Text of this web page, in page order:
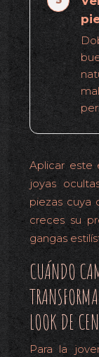
Aplicar este
joyas
piezas cuya
creces su
gangas
CUÁNDO
LOOK DE
Para la